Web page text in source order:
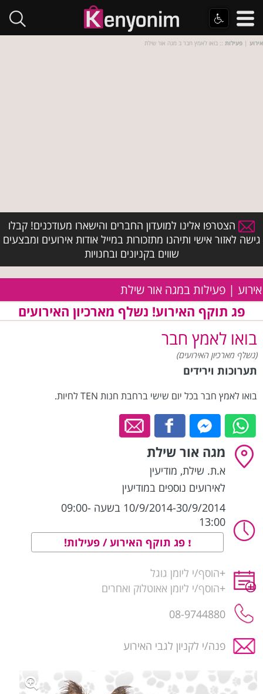
אירוע | פעילות :: בואו לאמץ חבר ב מגה אור שילת
הצטרפו אלינו למועדון החברים והישארו מעודכנים! קבלו
גישה לאזור אישי ותיהנו מתזכורות במייל אודות אירועים ומבצעים
שווים בקניונים ובחנויות
אירוע | פעילות במגה אור שילת
פג תוקף האירוע! נשלף מארכיון האירועים
בואו לאמץ חבר
(נשלף מארכיון האירועים)
תערוכות וירידים
בואו לאמץ חבר בכל יום שישי ברחבת חנות TEN לחיות.
מגה אור שילת
א.ת. שילת, מודיעין
לאירועים נוספים במודיעין
10/9/2014-30/9/2014 בשעה 09:00-
13:00
פג תוקף האירוע / פעילות!
+הוסף/י ליומן גוגל
+הוסף/י ליומן אאוטלוק ואחרים
08-9744880
פנה/י לקניון לגבי האירוע